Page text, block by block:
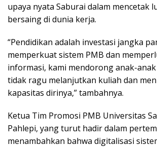
upaya nyata Saburai dalam mencetak
bersaing di dunia kerja.
“Pendidikan adalah investasi jangka
memperkuat sistem PMB dan
informasi, kami mendorong anak-
tidak ragu melanjutkan kuliah dan
kapasitas dirinya,” tambahnya.
Ketua Tim Promosi PMB Universitas
Pahlepi, yang turut hadir dalam
menambahkan bahwa digitalisasi